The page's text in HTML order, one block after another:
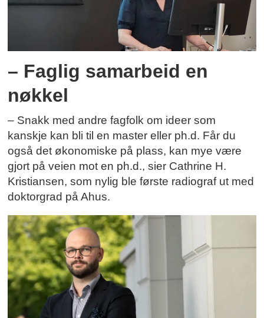
– Faglig samarbeid en
nøkkel
– Snakk med andre fagfolk om ideer som
kanskje kan bli til en master eller ph.d. Får du
også det økonomiske på plass, kan mye være
gjort på veien mot en ph.d., sier Cathrine H.
Kristiansen, som nylig ble første radiograf ut med
doktorgrad på Ahus.